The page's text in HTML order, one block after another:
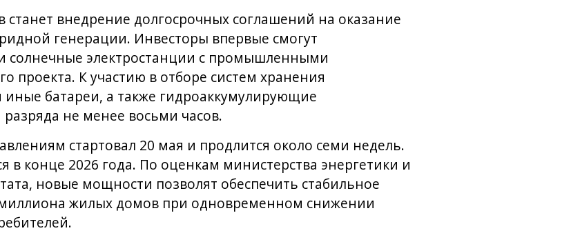
внедрение долгосрочных соглашений на оказание
генерации. Инвесторы впервые смогут
солнечные электростанции с промышленными
проекта. К участию в отборе систем хранения
батареи, а также гидроаккумулирующие
не менее восьми часов.
стартовал 20 мая и продлится около семи недель.
в конце 2026 года. По оценкам министерства энергетики и
новые мощности позволят обеспечить стабильное
миллиона жилых домов при одновременном снижении